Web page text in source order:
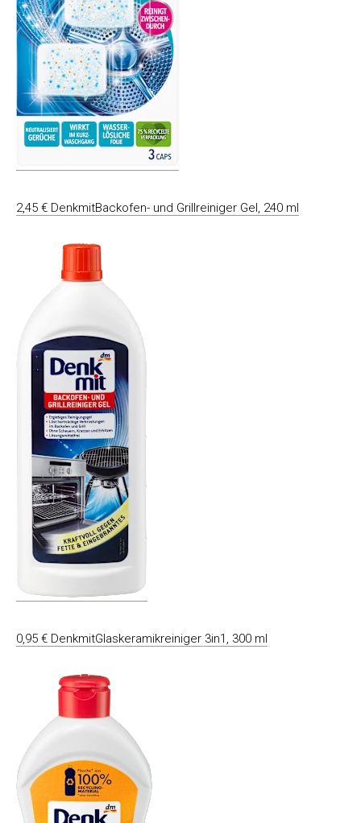
2,45 € DenkmitBackofen- und Grillreiniger Gel, 240 ml
0,95 € DenkmitGlaskeramikreiniger 3in1, 300 ml